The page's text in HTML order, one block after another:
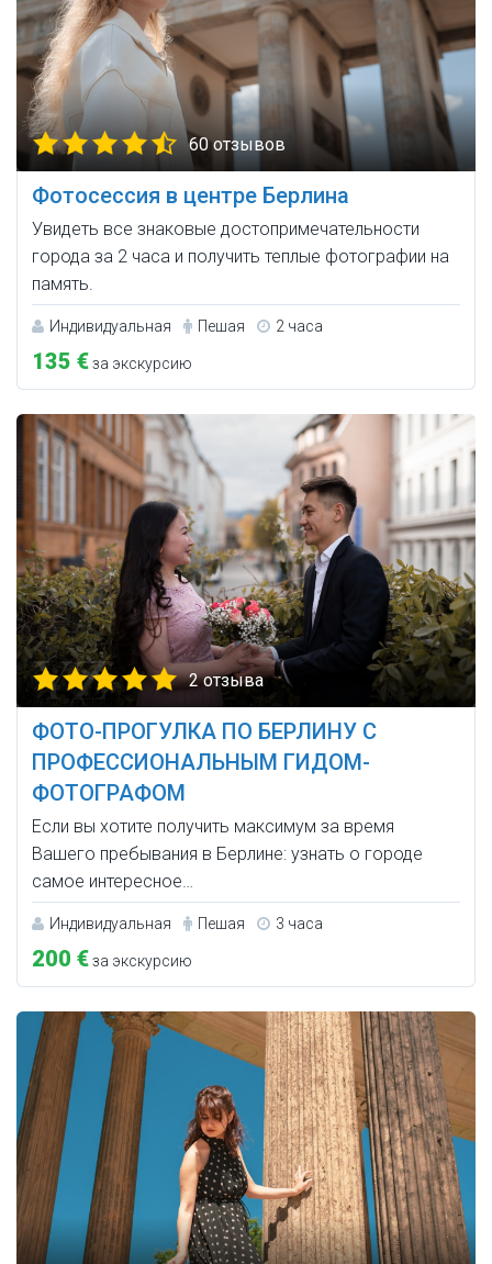
60 отзывов
Фотосессия в центре Берлина
Увидеть все знаковые достопримечательности
города за 2 часа и получить теплые фотографии на
память.
Индивидуальная Пешая 2 часа
135 €за экскурсию
2 отзыва
ФОТО-ПРОГУЛКА ПО БЕРЛИНУ С
ПРОФЕССИОНАЛЬНЫМ ГИДОМ-
ФОТОГРАФОМ
Если вы хотите получить максимум за время
Вашего пребывания в Берлине: узнать о городе
самое интересное…
Индивидуальная Пешая 3 часа
200 €за экскурсию